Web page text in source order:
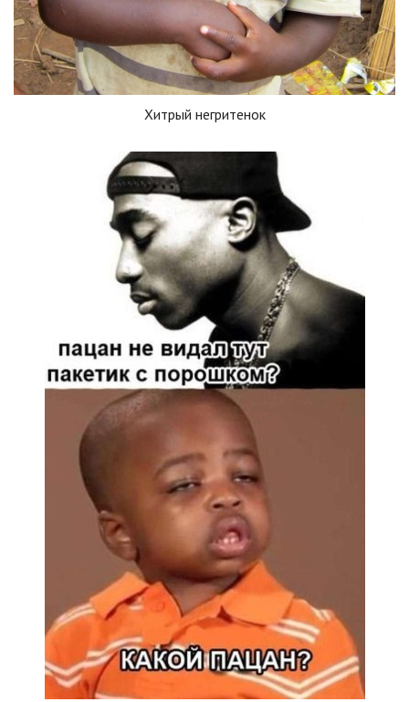
Хитрый негритенок